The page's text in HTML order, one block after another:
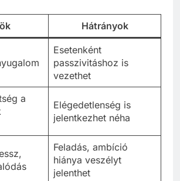
Hátrányok
Esetenként
passzivitáshoz is
vezethet
a
Elégedetlenség is
jelentkezhet néha
Feladás, ambíció
hiánya veszélyt
jelenthet